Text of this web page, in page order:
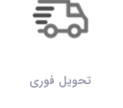
تحویل فوری